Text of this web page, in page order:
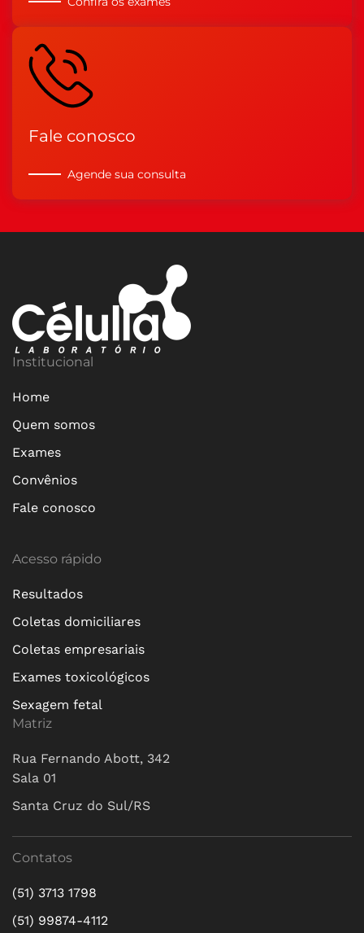
Fale conosco
Agende sua consulta
Institucional
Home
Quem somos
Exames
Convênios
Fale conosco
Acesso rápido
Resultados
Coletas domiciliares
Coletas empresariais
Exames toxicológicos
Sexagem fetal
Matriz
Rua Fernando Abott, 342
Sala 01
Santa Cruz do Sul/RS
Contatos
(51) 3713 1798
(51) 99874-4112